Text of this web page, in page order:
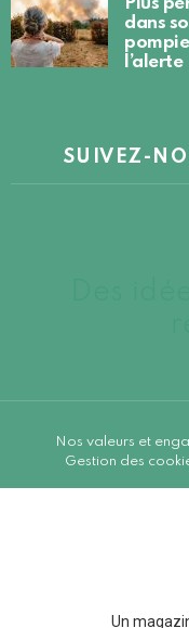
Plus
dans
l’alerte
SUIVEZ-
Nos valeurs et
Gestion des
Un